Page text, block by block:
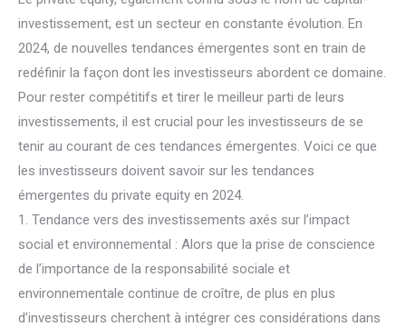
investissement, est un secteur en constante évolution. En
2024, de nouvelles tendances émergentes sont en train de
redéfinir la façon dont les investisseurs abordent ce domaine.
Pour rester compétitifs et tirer le meilleur parti de leurs
investissements, il est crucial pour les investisseurs de se
tenir au courant de ces tendances émergentes. Voici ce que
les investisseurs doivent savoir sur les tendances
émergentes du private equity en 2024.
1. Tendance vers des investissements axés sur l’impact
social et environnemental : Alors que la prise de conscience
de l’importance de la responsabilité sociale et
environnementale continue de croître, de plus en plus
d’investisseurs cherchent à intégrer ces considérations dans